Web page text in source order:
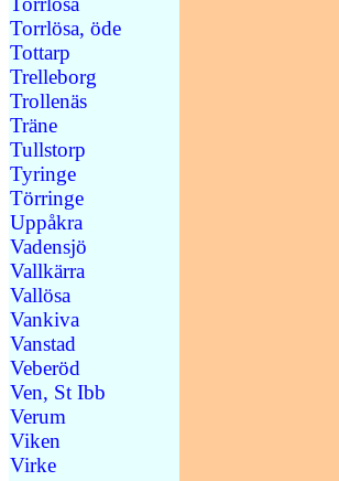
Torrlösa, öde
Tottarp
Trelleborg
Trollenäs
Träne
Tullstorp
Tyringe
Törringe
Uppåkra
Vadensjö
Vallkärra
Vallösa
Vankiva
Vanstad
Veberöd
Ven, St Ibb
Verum
Viken
Virke